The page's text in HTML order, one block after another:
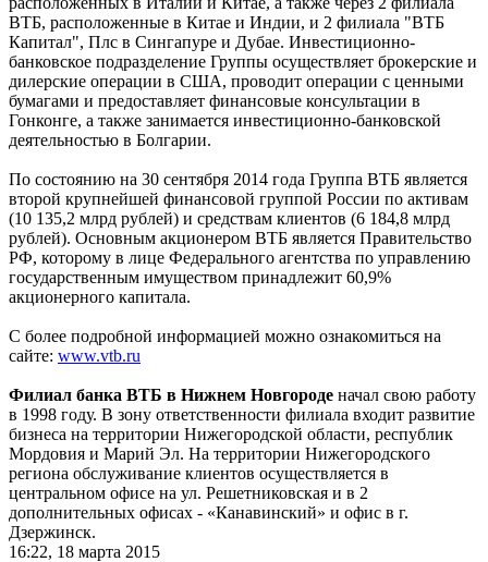
ВТБ, расположенные в Китае и Индии, и 2 филиала "ВТБ
Капитал", Плс в Сингапуре и Дубае. Инвестиционно-
банковское подразделение Группы осуществляет брокерские и
дилерские операции в США, проводит операции с ценными
бумагами и предоставляет финансовые консультации в
Гонконге, а также занимается инвестиционно-банковской
деятельностью в Болгарии.
По состоянию на 30 сентября 2014 года Группа ВТБ является
второй крупнейшей финансовой группой России по активам
(10 135,2 млрд рублей) и средствам клиентов (6 184,8 млрд
рублей). Основным акционером ВТБ является Правительство
РФ, которому в лице Федерального агентства по управлению
государственным имуществом принадлежит 60,9%
акционерного капитала.
С более подробной информацией можно ознакомиться на
сайте: www.vtb.ru
Филиал банка ВТБ в Нижнем Новгороде начал свою работу
в 1998 году. В зону ответственности филиала входит развитие
бизнеса на территории Нижегородской области, республик
Мордовия и Марий Эл. На территории Нижегородского
региона обслуживание клиентов осуществляется в
центральном офисе на ул. Решетниковская и в 2
дополнительных офисах - «Канавинский» и офис в г.
Дзержинск.
16:22, 18 марта 2015